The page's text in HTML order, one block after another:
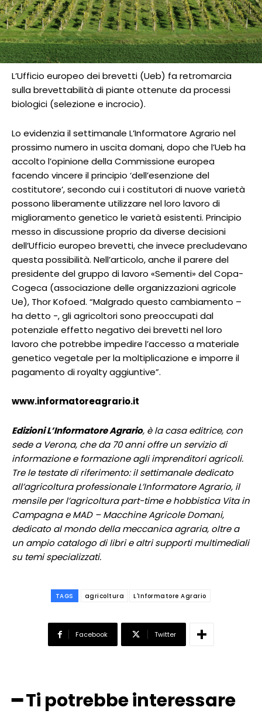
L’Ufficio europeo dei brevetti (Ueb) fa retromarcia
sulla brevettabilità di piante ottenute da processi
biologici (selezione e incrocio).
Lo evidenzia il settimanale L’Informatore Agrario nel
prossimo numero in uscita domani, dopo che l’Ueb ha
accolto l’opinione della Commissione europea
facendo vincere il principio ‘dell’esenzione del
costitutore’, secondo cui i costitutori di nuove varietà
possono liberamente utilizzare nel loro lavoro di
miglioramento genetico le varietà esistenti. Principio
messo in discussione proprio da diverse decisioni
dell’Ufficio europeo brevetti, che invece precludevano
questa possibilità. Nell’articolo, anche il parere del
presidente del gruppo di lavoro «Sementi» del Copa-
Cogeca (associazione delle organizzazioni agricole
Ue), Thor Kofoed. “Malgrado questo cambiamento –
ha detto -, gli agricoltori sono preoccupati dal
potenziale effetto negativo dei brevetti nel loro
lavoro che potrebbe impedire l’accesso a materiale
genetico vegetale per la moltiplicazione e imporre il
pagamento di royalty aggiuntive”.
www.informatoreagrario.it
Edizioni L’Informatore Agrario, è la casa editrice, con
sede a Verona, che da 70 anni offre un servizio di
informazione e formazione agli imprenditori agricoli.
Tre le testate di riferimento: il settimanale dedicato
all’agricoltura professionale L’Informatore Agrario, il
mensile per l’agricoltura part-time e hobbistica Vita in
Campagna e MAD – Macchine Agricole Domani,
dedicato al mondo della meccanica agraria, oltre a
un ampio catalogo di libri e altri supporti multimediali
su temi specializzati.
TAGS agricoltura L'Informatore Agrario
Facebook Twitter
━ Ti potrebbe interessare